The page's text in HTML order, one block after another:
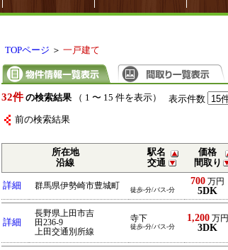
TOPページ ＞ 一戸建て
32件 の検索結果（ 1 〜 15 件を表示） 表示件数
前の検索結果
所在地
沿線
駅名
交通
価格
間取り
詳細 群馬県伊勢崎市豊城町 徒歩-分/バス-分
700 万円
5DK
詳細
長野県上田市吉
田236-9
上田交通別所線
寺下
徒歩-分/バス-分
1,200万円
3DK